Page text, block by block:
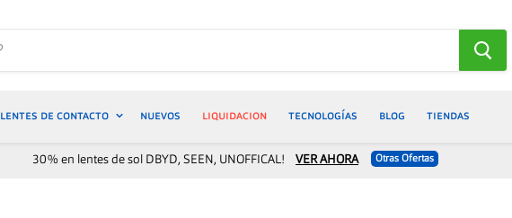
LENTES DE CONTACTO NUEVOS LIQUIDACION TECNOLOGÍAS BLOG TIENDAS
30% en lentes de sol DBYD, SEEN, UNOFFICAL! VER AHORA Otras Ofertas